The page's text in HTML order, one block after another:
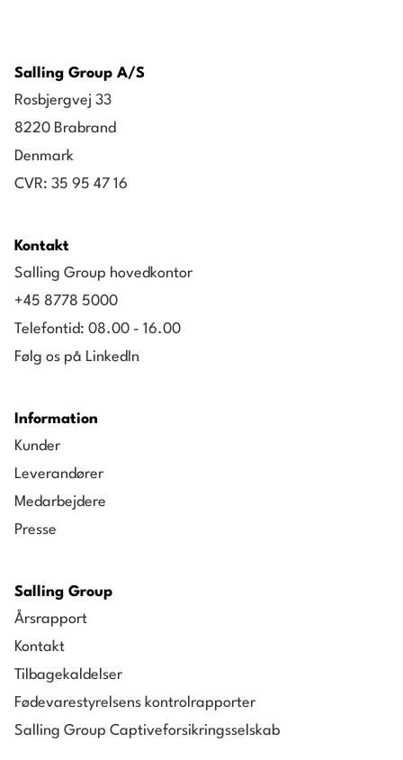
Salling Group A/S
Rosbjergvej 33
8220 Brabrand
Denmark
CVR: 35 95 47 16
Kontakt
Salling Group hovedkontor
+45 8778 5000
Telefontid: 08.00 - 16.00
Følg os på LinkedIn
Information
Kunder
Leverandører
Medarbejdere
Presse
Salling Group
Årsrapport
Kontakt
Tilbagekaldelser
Fødevarestyrelsens kontrolrapporter
Salling Group Captiveforsikringsselskab